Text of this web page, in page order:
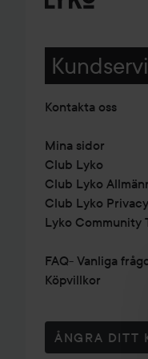
Kontakta oss
Mina sidor
Club Lyko
Club Lyko
Club Lyko
Lyko Community
FAQ- Vanliga
Köpvillkor
ÅNGRA DITT